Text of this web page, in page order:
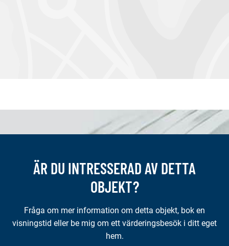
ÄR DU INTRESSERAD AV DETTA
OBJEKT?
Fråga om mer information om detta objekt, bok en
visningstid eller be mig om ett värderingsbesök i ditt eget
hem.